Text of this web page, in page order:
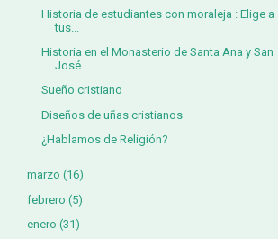
Historia de estudiantes con moraleja : Elige a
tus...
Historia en el Monasterio de Santa Ana y San
José ...
Sueño cristiano
Diseños de uñas cristianos
¿Hablamos de Religión?
marzo (16)
febrero (5)
enero (31)